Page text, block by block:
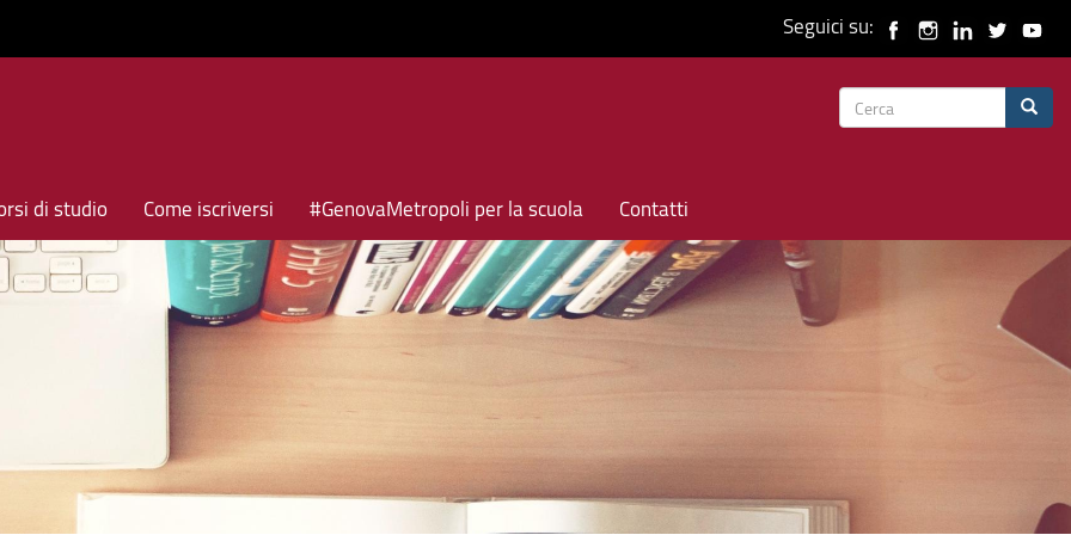
Seguici su:
Form
di studio Come iscriversi #GenovaMetropoli per la scuola Contatti